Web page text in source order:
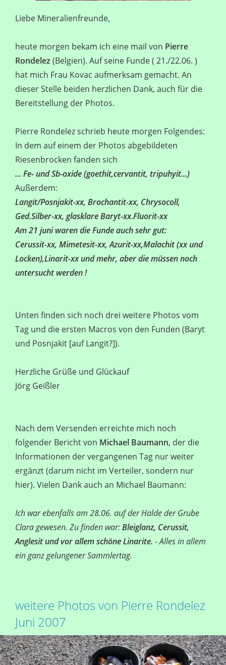
Liebe Mineralienfreunde,
heute morgen bekam ich eine mail von Pierre
Rondelez (Belgien). Auf seine Funde ( 21./22.06. )
hat mich Frau Kovac aufmerksam gemacht. An
dieser Stelle beiden herzlichen Dank, auch für die
Bereitstellung der Photos.
Pierre Rondelez schrieb heute morgen Folgendes:
In dem auf einem der Photos abgebildeten
Riesenbrocken fanden sich
... Fe- und Sb-oxide (goethit,cervantit, tripuhyit...)
Außerdem:
Langit/Posnjakit-xx, Brochantit-xx, Chrysocoll,
Ged.Silber-xx, glasklare Baryt-xx.Fluorit-xx
Am 21 juni waren die Funde auch sehr gut:
Cerussit-xx, Mimetesit-xx, Azurit-xx,Malachit (xx und
Locken),Linarit-xx und mehr, aber die müssen noch
untersucht werden !
Unten finden sich noch drei weitere Photos vom
Tag und die ersten Macros von den Funden (Baryt
und Posnjakit [auf Langit?]).
Herzliche Grüße und Glückauf
Jörg Geißler
Nach dem Versenden erreichte mich noch
folgender Bericht von Michael Baumann, der die
Informationen der vergangenen Tag nur weiter
ergänzt (darum nicht im Verteiler, sondern nur
hier). Vielen Dank auch an Michael Baumann:
Ich war ebenfalls am 28.06. auf der Halde der Grube
Clara gewesen. Zu finden war:Bleiglanz, Cerussit,
Anglesit und vor allem schöne Linarite. - Alles in allem
ein ganz gelungener Sammlertag.
weitere Photos von Pierre Rondelez
Juni 2007